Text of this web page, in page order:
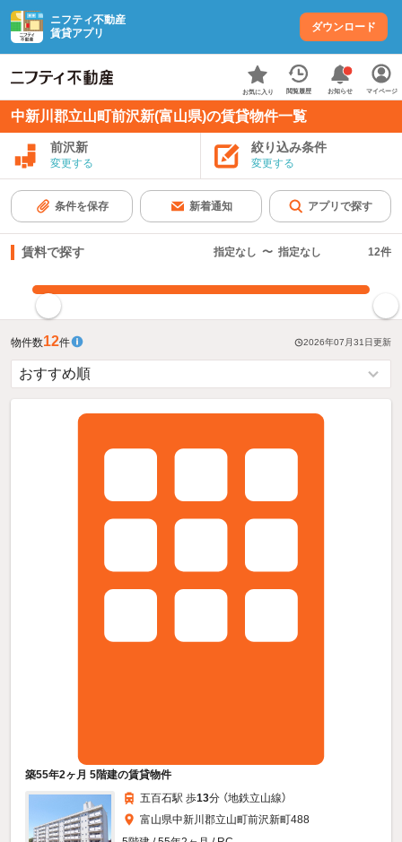
ニフティ不動産
賃貸アプリ
ダウンロード
お気に入り 閲覧履歴 お知らせ マイページ
中新川郡立山町前沢新(富山県)の賃貸物件一覧
前沢新
変更する
絞り込み条件
変更する
条件を保存 新着通知 アプリで探す
賃料で探す 指定なし 〜 指定なし 12件
物件数12件 2026年07月31日更新
築55年2ヶ月 5階建の賃貸物件
五百石駅 歩13分 （地鉄立山線）
富山県中新川郡立山町前沢新町488